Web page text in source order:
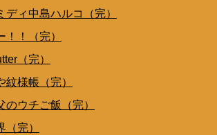
ディ中島ハルコ（完）
！！（完）
（完）
紋様帳（完）
のウチご飯（完）
（完）